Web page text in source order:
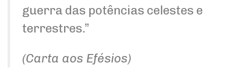
guerra das potências celestes e
terrestres.”
(Carta aos Efésios)